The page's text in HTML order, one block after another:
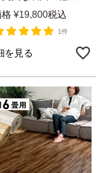
¥19,800税込
1件
を見る